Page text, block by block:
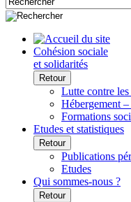
Cohésion sociale
et solidarités
Retour
Lutte contre
Hébergement
Formations
Etudes et statistiques
Retour
Publications
Etudes
Qui sommes-nous ?
Retour